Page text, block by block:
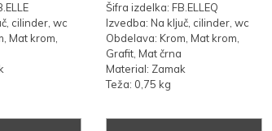
cilinder, wc
Mat krom,
Šifra izdelka: FB.ELLEQ
Izvedba: Na ključ, cilinder, wc
Obdelava: Krom, Mat krom,
Grafit, Mat črna
Material: Zamak
Teža: 0,75 kg